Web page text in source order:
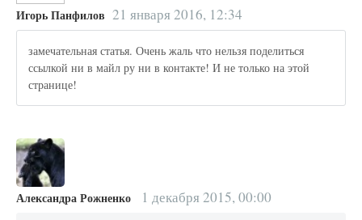
Игорь Панфилов 21 января 2016, 12:34
замечательная статья. Очень жаль что нельзя поделиться
ссылкой ни в майл ру ни в контакте! И не только на этой
странице!
Александра Рожненко 1 декабря 2015, 00:00